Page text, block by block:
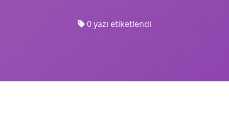
0 yazı etiketlendi